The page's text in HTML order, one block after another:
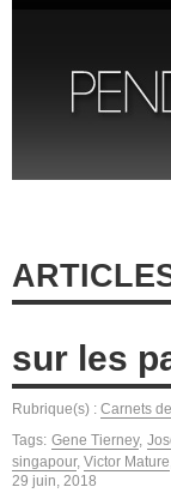
sur les
Rubrique(s) : Carnets
Tags: Gene Tierney,
singapour, Victor Mature
29 juin, 2018